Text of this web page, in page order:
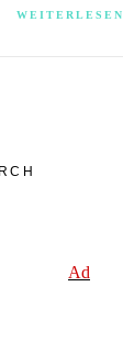
WEITERLESEN